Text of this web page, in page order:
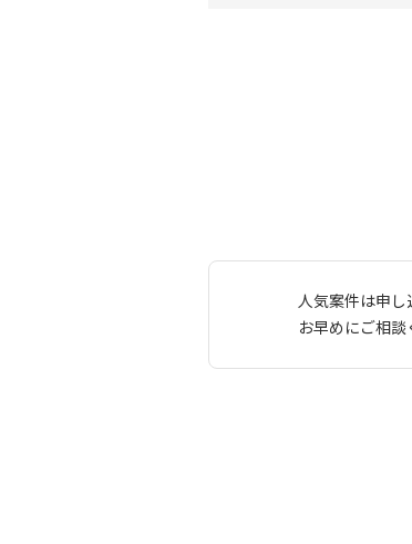
人気案件は申し
お早めにご相談